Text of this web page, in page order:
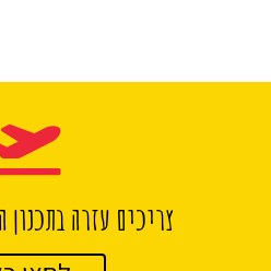
צריכים עזרה בתכנון